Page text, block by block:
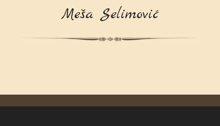
Meša Selimović